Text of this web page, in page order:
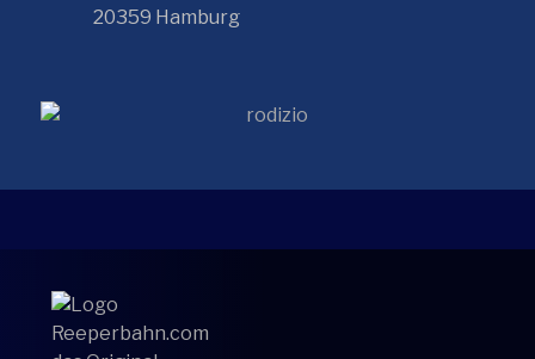
20359 Hamburg